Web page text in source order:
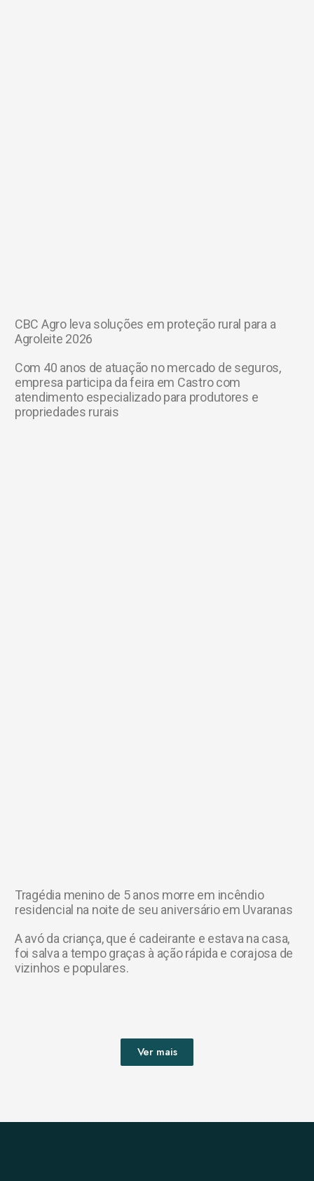
CBC Agro leva soluções em proteção rural para a
Agroleite 2026
Com 40 anos de atuação no mercado de seguros,
empresa participa da feira em Castro com
atendimento especializado para produtores e
propriedades rurais
Tragédia menino de 5 anos morre em incêndio
residencial na noite de seu aniversário em Uvaranas
A avó da criança, que é cadeirante e estava na casa,
foi salva a tempo graças à ação rápida e corajosa de
vizinhos e populares.
Ver mais